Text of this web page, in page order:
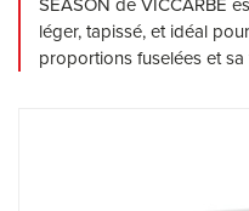
léger, tapissé, et idéal
proportions fuselées et